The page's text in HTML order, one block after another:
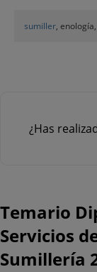
sumiller,
¿Has
Temario
Servicios
Sumillería